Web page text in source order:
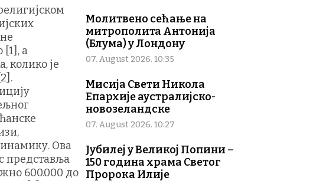
[1], а
колико је
Ова
представља
600.000 до
Молитвено сећање на
митрополита Антонија
(Блума) у Лондону
07. August 2026. 10:35
Мисија Свети Никола
Епархије аустралијско-
новозеландске
07. August 2026. 10:27
Јубилеј у Великој Попини –
150 година храма Светог
Пророка Илије